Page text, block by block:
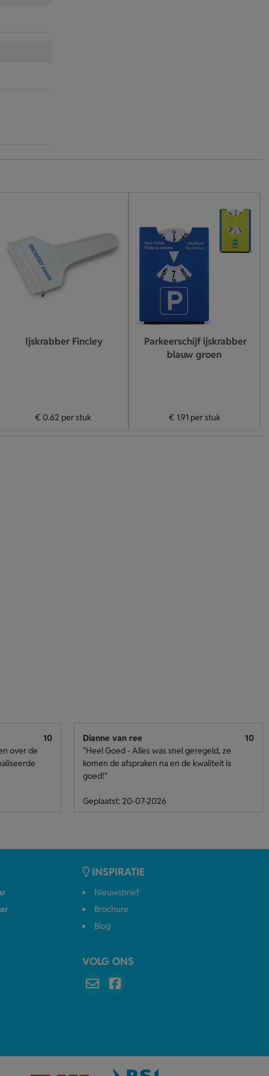
Ijskrabber Fincley
€ 0.62per stuk
Parkeerschijf ijskrabber
blauw groen
€ 1.91 per stuk
10
over de
Dianne van ree
10
"Heel Goed - Alles was snel geregeld, ze
komen de afspraken na en de kwaliteit is
goed!"
Geplaatst: 20-07-2026
INSPIRATIE
Nieuwsbrief
Brochure
Blog
VOLG ONS